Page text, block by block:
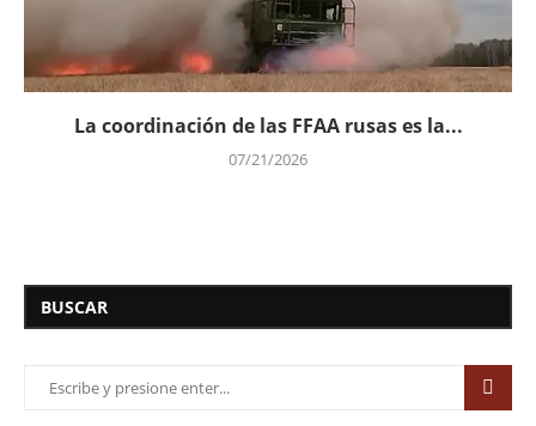
La coordinación de las FFAA rusas es la...
07/21/2026
BUSCAR